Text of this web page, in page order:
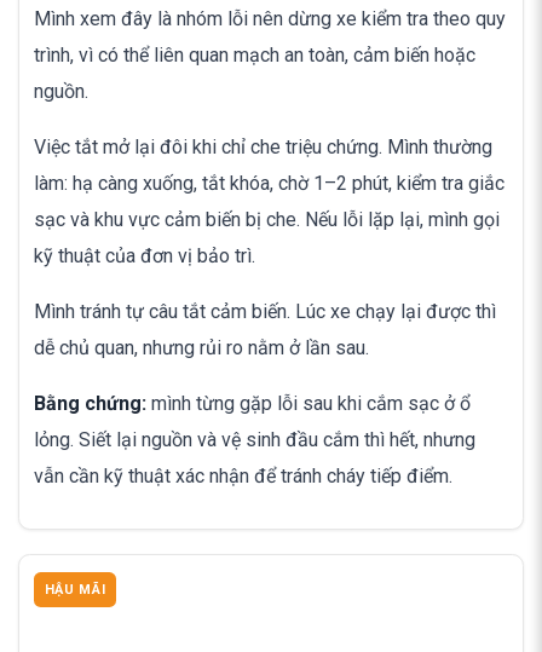
Mình xem đây là nhóm lỗi nên dừng xe kiểm tra theo quy
trình, vì có thể liên quan mạch an toàn, cảm biến hoặc
nguồn.
Việc tắt mở lại đôi khi chỉ che triệu chứng. Mình thường
làm: hạ càng xuống, tắt khóa, chờ 1–2 phút, kiểm tra giắc
sạc và khu vực cảm biến bị che. Nếu lỗi lặp lại, mình gọi
kỹ thuật của đơn vị bảo trì.
Mình tránh tự câu tắt cảm biến. Lúc xe chạy lại được thì
dễ chủ quan, nhưng rủi ro nằm ở lần sau.
Bằng chứng: mình từng gặp lỗi sau khi cắm sạc ở ổ
lỏng. Siết lại nguồn và vệ sinh đầu cắm thì hết, nhưng
vẫn cần kỹ thuật xác nhận để tránh cháy tiếp điểm.
HẬU MÃI